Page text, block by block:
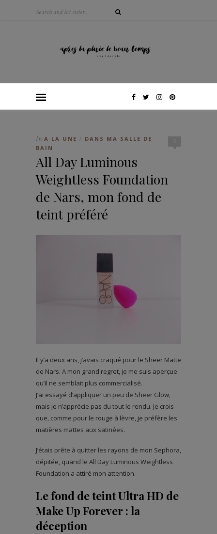
2
In A LA UNE /
DANS MA SALLE DE
BAIN
All Day Luminous
Weightless Foundation
de Nars, mon fond de
teint préféré
Il y’a deux ans, j’avais craqué pour le Sheer Matte
de Nars. A mon grand regret, je me suis aperçue
qu’il ne semblait plus commercialisé.
J’ai essayé d’appliquer un peu de Sheer Glow,
mais je n’apprécie pas du tout le rendu. Je crois
que, comme pour le rouge à lèvre, je préfère les
matières mattes aux satinées.
J’étais prête à quitter les rayons de mon Sephora,
dépitée, quand le All Day Luminous Weightless
Foundation a attiré mon attention.
Le fond de teint Ultra HD de
Make Up Forever : la
déception